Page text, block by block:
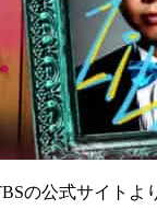
の公式サイトよ